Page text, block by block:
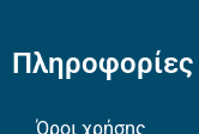
Πληροφορίες
Όροι χρήσης